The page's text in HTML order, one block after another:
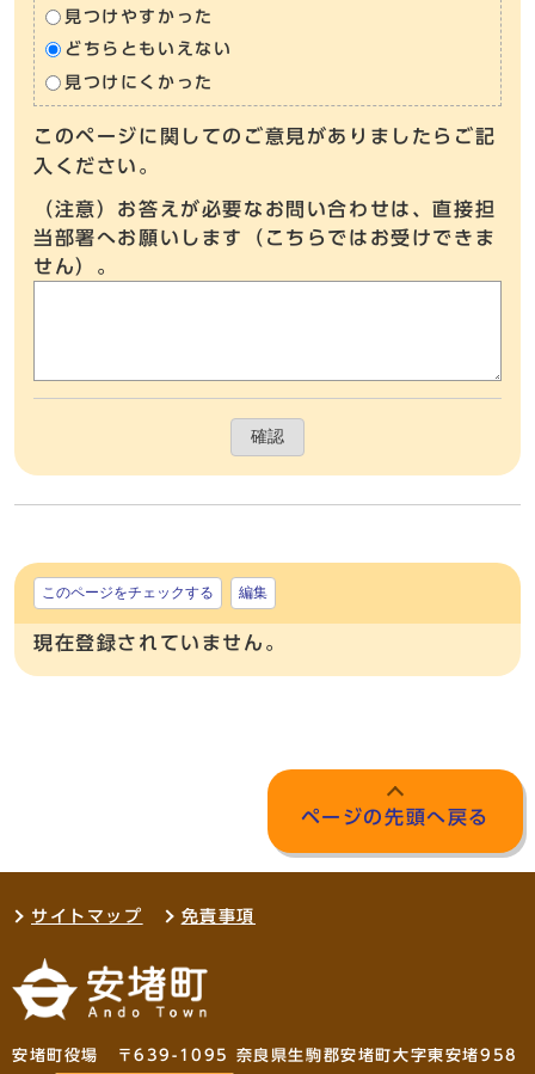
見つけやすかった
どちらともいえない
見つけにくかった
このページに関してのご意見がありましたらご記
入ください。
（注意）お答えが必要なお問い合わせは、直接担
当部署へお願いします（こちらではお受けできま
せん）。
確認
このページをチェックする 編集
現在登録されていません。
ページの先頭へ戻る
サイトマップ 免責事項
安堵町役場 〒639-1095 奈良県生駒郡安堵町大字東安堵958